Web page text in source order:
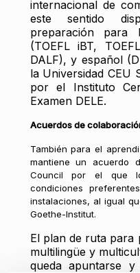
internacional de
este sentido
preparación para
(TOEFL iBT,
DALF), y español
la Universidad CEU
por el Instituto
Examen DELE.
Acuerdos de
También para el
mantiene un acuerdo
Council por el que
condiciones
instalaciones, al igual
Goethe-Institut.
El plan de ruta
multilingüe y
queda apuntarse